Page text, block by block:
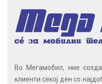
Во Мегамобил, ние
клиенти секој ден со